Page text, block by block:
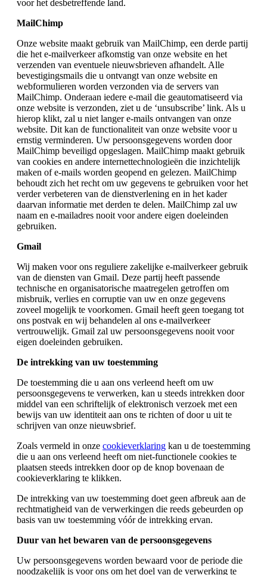
voor het desbetreffende land.
MailChimp
Onze website maakt gebruik van MailChimp, een derde partij
die het e-mailverkeer afkomstig van onze website en het
verzenden van eventuele nieuwsbrieven afhandelt. Alle
bevestigingsmails die u ontvangt van onze website en
webformulieren worden verzonden via de servers van
MailChimp. Onderaan iedere e-mail die geautomatiseerd via
onze website is verzonden, ziet u de ‘unsubscribe’ link. Als u
hierop klikt, zal u niet langer e-mails ontvangen van onze
website. Dit kan de functionaliteit van onze website voor u
ernstig verminderen. Uw persoonsgegevens worden door
MailChimp beveiligd opgeslagen. MailChimp maakt gebruik
van cookies en andere internettechnologieën die inzichtelijk
maken of e-mails worden geopend en gelezen. MailChimp
behoudt zich het recht om uw gegevens te gebruiken voor het
verder verbeteren van de dienstverlening en in het kader
daarvan informatie met derden te delen. MailChimp zal uw
naam en e-mailadres nooit voor andere eigen doeleinden
gebruiken.
Gmail
Wij maken voor ons reguliere zakelijke e-mailverkeer gebruik
van de diensten van Gmail. Deze partij heeft passende
technische en organisatorische maatregelen getroffen om
misbruik, verlies en corruptie van uw en onze gegevens
zoveel mogelijk te voorkomen. Gmail heeft geen toegang tot
ons postvak en wij behandelen al ons e-mailverkeer
vertrouwelijk. Gmail zal uw persoonsgegevens nooit voor
eigen doeleinden gebruiken.
De intrekking van uw toestemming
De toestemming die u aan ons verleend heeft om uw
persoonsgegevens te verwerken, kan u steeds intrekken door
middel van een schriftelijk of elektronisch verzoek met een
bewijs van uw identiteit aan ons te richten of door u uit te
schrijven van onze nieuwsbrief.
Zoals vermeld in onze cookieverklaring kan u de toestemming
die u aan ons verleend heeft om niet-functionele cookies te
plaatsen steeds intrekken door op de knop bovenaan de
cookieverklaring te klikken.
De intrekking van uw toestemming doet geen afbreuk aan de
rechtmatigheid van de verwerkingen die reeds gebeurden op
basis van uw toestemming vóór de intrekking ervan.
Duur van het bewaren van de persoonsgegevens
Uw persoonsgegevens worden bewaard voor de periode die
noodzakelijk is voor ons om het doel van de verwerking te